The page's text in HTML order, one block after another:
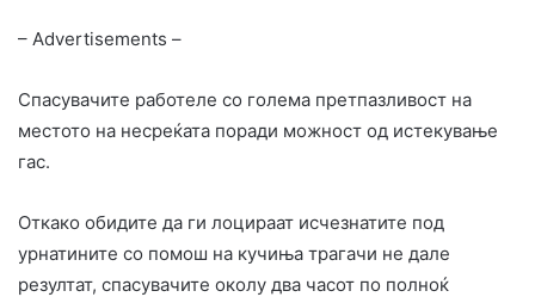
– Advertisements –
Спасувачите работеле со голема претпазливост на
местото на несреќата поради можност од истекување
гас.
Откако обидите да ги лоцираат исчезнатите под
урнатините со помош на кучиња трагачи не дале
резултат, спасувачите околу два часот по полноќ